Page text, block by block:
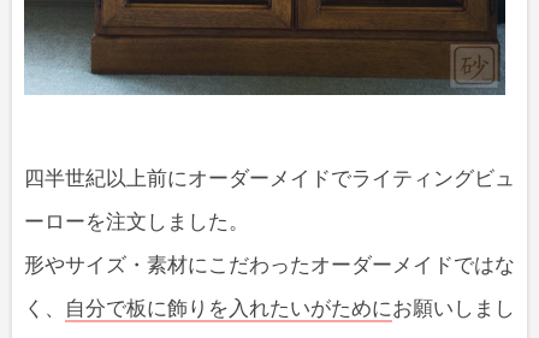
四半世紀以上前にオーダーメイドでライティングビュ
ーローを注文しました。
形やサイズ・素材にこだわったオーダーメイドではな
く、
自分で板に飾りを入れたいがためにお願いしまし